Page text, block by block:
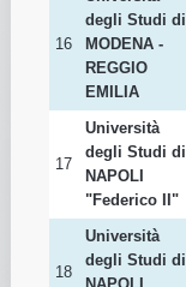
degli Studi di
MILANO
Bicocca
Università
degli Studi di
MODENA -
REGGIO
EMILIA
17
Università
degli Studi di
NAPOLI